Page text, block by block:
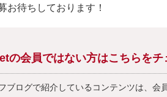
お待ちしております！
の会員ではない方はこちらをチ
ブログで紹介しているコンテンツは、会